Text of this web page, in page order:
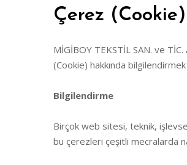
Çerez
MİGİBOY TEKSTİL SAN. ve
(Cookie) hakkında
Bilgilendirme
Birçok web sitesi, teknik,
bu çerezleri çeşitli mecralarda